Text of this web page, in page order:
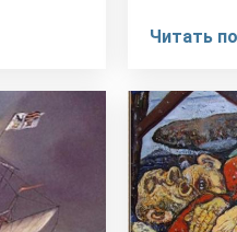
Читать